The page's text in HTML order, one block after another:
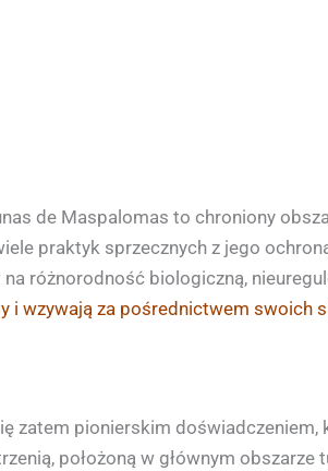
de Maspalomas to chroniony
praktyk sprzecznych z jego
na różnorodność biologiczną,
i wzywają za pośrednictwem swoich
zatem pionierskim
położoną w głównym obszarze